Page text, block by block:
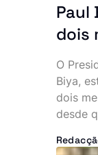
Paul
dois
do
da
O
Biya,
dois
desde
Europa